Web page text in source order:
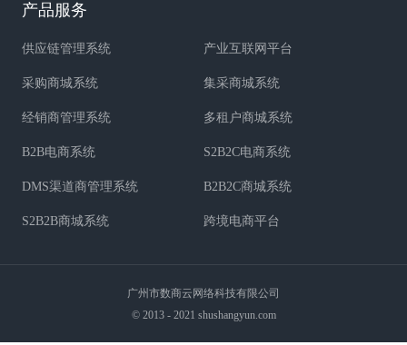
产品服务
供应链管理系统 产业互联网平台
采购商城系统 集采商城系统
经销商管理系统 多租户商城系统
B2B电商系统 S2B2C电商系统
DMS渠道商管理系统 B2B2C商城系统
S2B2B商城系统 跨境电商平台
广州市数商云网络科技有限公司
© 2013 - 2021 shushangyun.com